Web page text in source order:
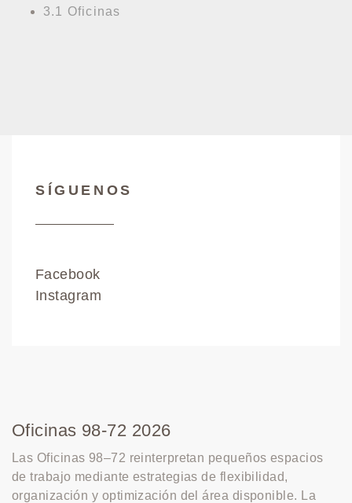
3.1 Oficinas
SÍGUENOS
Facebook
Instagram
Oficinas 98-72 2026
Las Oficinas 98–72 reinterpretan pequeños espacios
de trabajo mediante estrategias de flexibilidad,
organización y optimización del área disponible. La